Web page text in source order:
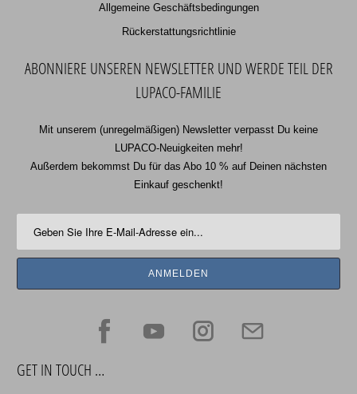
Allgemeine Geschäftsbedingungen
Rückerstattungsrichtlinie
ABONNIERE UNSEREN NEWSLETTER UND WERDE TEIL DER
LUPACO-FAMILIE
Mit unserem (unregelmäßigen) Newsletter verpasst Du keine
LUPACO-Neuigkeiten mehr!
Außerdem bekommst Du für das Abo 10 % auf Deinen nächsten
Einkauf geschenkt!
GET IN TOUCH …